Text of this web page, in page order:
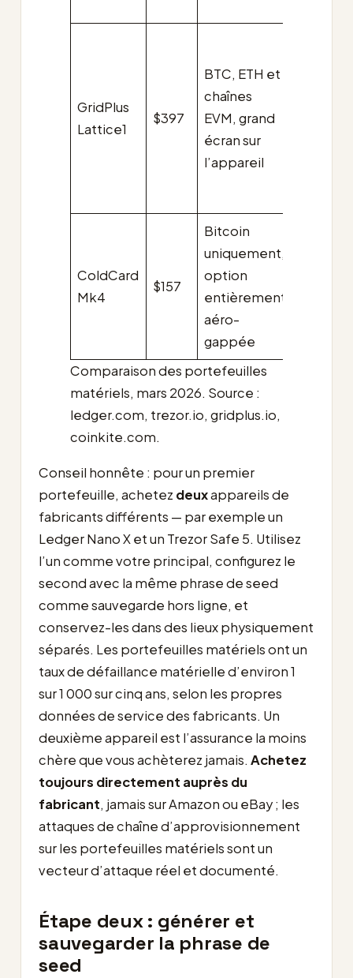
GridPlus
Lattice1
$397
BTC, ETH et
chaînes
EVM, grand
écran sur
l’appareil
ColdCard
Mk4
$157
Bitcoin
uniquement,
option
entièrement
aéro-
gappée
Comparaison des portefeuilles
matériels, mars 2026. Source :
ledger.com, trezor.io, gridplus.io,
coinkite.com.
Conseil honnête : pour un premier
portefeuille, achetez deuxappareils de
fabricants différents — par exemple un
Ledger Nano X et un Trezor Safe 5. Utilisez
l’un comme votre principal, configurez le
second avec la même phrase de seed
comme sauvegarde hors ligne, et
conservez-les dans des lieux physiquement
séparés. Les portefeuilles matériels ont un
taux de défaillance matérielle d’environ 1
sur 1 000 sur cinq ans, selon les propres
données de service des fabricants. Un
deuxième appareil est l’assurance la moins
chère que vous achèterez jamais. Achetez
toujours directement auprès du
fabricant, jamais sur Amazon ou eBay ; les
attaques de chaîne d’approvisionnement
sur les portefeuilles matériels sont un
vecteur d’attaque réel et documenté.
Étape deux : générer et
sauvegarder la phrase de
seed